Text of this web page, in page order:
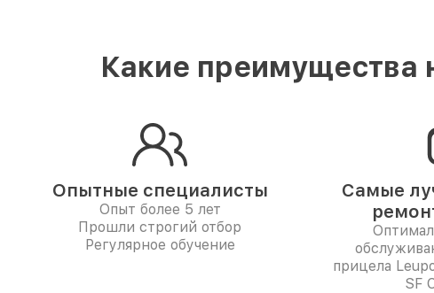
Какие преимущества
Опытные специалисты
Опыт более 5 лет
Прошли строгий отбор
Регулярное обучение
Самые
прицела
SF